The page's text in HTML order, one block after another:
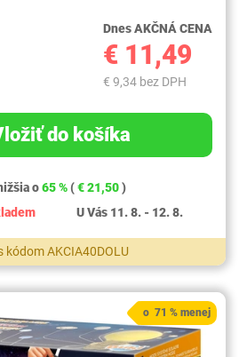
Dnes AKČNÁ CENA
€ 11,49
€ 9,34 bez DPH
do košíka
o65 % (€ 21,50)
U Vás 11. 8. - 12. 8.
kódom AKCIA40DOLU
o 71 % menej